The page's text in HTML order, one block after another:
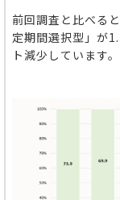
前回調査と比べる
定期間選択型」が
ト減少しています。